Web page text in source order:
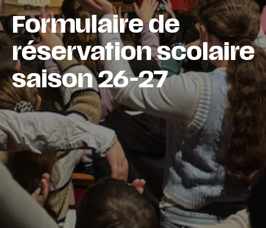
Formulaire de
réservation scolaire
saison 26-27